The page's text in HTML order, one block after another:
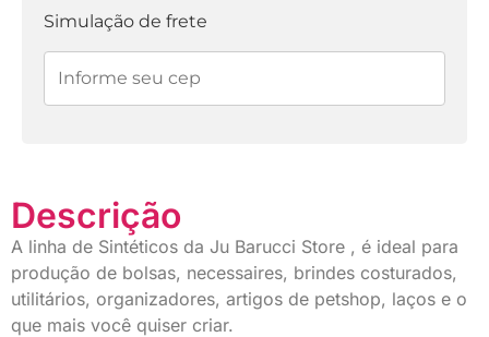
Simulação de frete
Descrição
A linha de Sintéticos da Ju Barucci Store , é ideal para
produção de bolsas, necessaires, brindes costurados,
utilitários, organizadores, artigos de petshop, laços e o
que mais você quiser criar.